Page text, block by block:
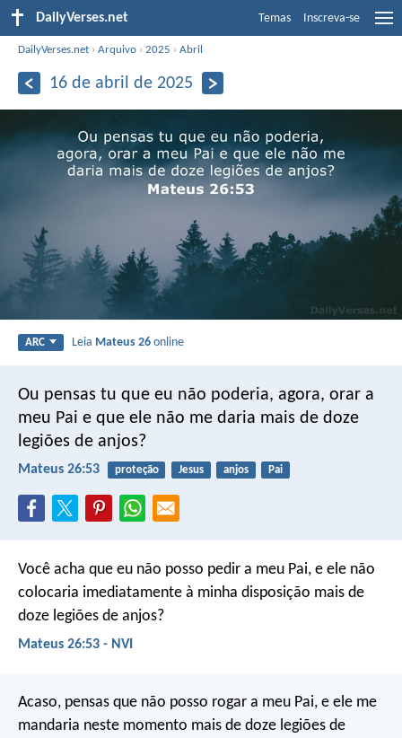
DailyVerses.net Temas Inscreva-se
DailyVerses.net ›Arquivo ›2025 ›Abril
16 de abril de 2025
ARC Leia Mateus 26 online
Ou pensas tu que eu não poderia, agora, orar a
meu Pai e que ele não me daria mais de doze
legiões de anjos?
Mateus 26:53 proteção Jesus anjos Pai
Você acha que eu não posso pedir a meu Pai, e ele não
colocaria imediatamente à minha disposição mais de
doze legiões de anjos?
Mateus 26:53 - NVI
Acaso, pensas que não posso rogar a meu Pai, e ele me
mandaria neste momento mais de doze legiões de